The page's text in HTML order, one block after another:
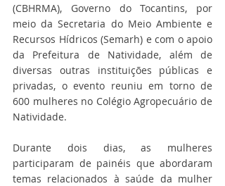
(CBHRMA), Governo do Tocantins, por
meio da Secretaria do Meio Ambiente e
Recursos Hídricos (Semarh) e com o apoio
da Prefeitura de Natividade, além de
diversas outras instituições públicas e
privadas, o evento reuniu em torno de
600 mulheres no Colégio Agropecuário de
Natividade.
Durante dois dias, as mulheres
participaram de painéis que abordaram
temas relacionados à saúde da mulher